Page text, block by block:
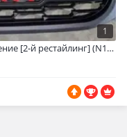
1
й рестайлинг] (N1/N2/N3)